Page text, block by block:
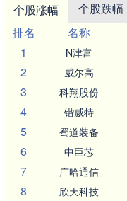
个股涨幅 个股跌幅
排名
名称
1
N津富
2 威尔高
3 科翔股份
4 锴威特
5 蜀道装备
6 中巨芯
7 广哈通信
8 欣天科技